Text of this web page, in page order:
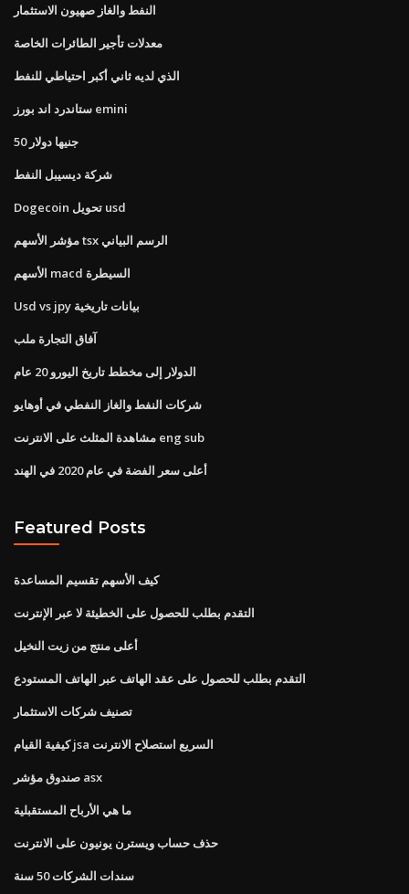
النفط والغاز صهيون الاستثمار
معدلات تأجير الطائرات الخاصة
الذي لديه ثاني أكبر احتياطي للنفط
ستاندرد اند بورز emini
50 جنيها دولار
شركة ديسيبل النفط
Dogecoin تحويل usd
مؤشر الأسهم tsx الرسم البياني
الأسهم macd السيطرة
Usd vs jpy بيانات تاريخية
آفاق التجارة ملب
الدولار إلى مخطط تاريخ اليورو 20 عام
شركات النفط والغاز النفطي في أوهايو
مشاهدة المثلث على الانترنت eng sub
أعلى سعر الفضة في عام 2020 في الهند
Featured Posts
كيف الأسهم تقسيم المساعدة
التقدم بطلب للحصول على الخطيئة لا عبر الإنترنت
أعلى منتج من زيت النخيل
التقدم بطلب للحصول على عقد الهاتف عبر الهاتف المستودع
تصنيف شركات الاستثمار
كيفية القيام jsa السريع استصلاح الانترنت
صندوق مؤشر asx
ما هي الأرباح المستقبلية
حذف حساب ويسترن يونيون على الانترنت
سندات الشركات 50 سنة